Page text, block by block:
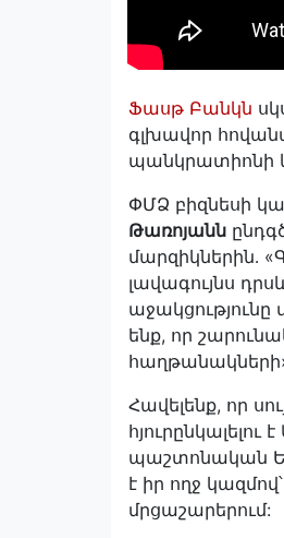
Ֆասթ Բանկն
գլխավոր
պանկրատիոնի
ՓՄՁ բիզնեսի
Թառոյանն
մարզիկներին․
լավագույնս
ենք, որ
Հավելենք, որ
պաշտոնական
է իր ողջ
մրցաշարերում: